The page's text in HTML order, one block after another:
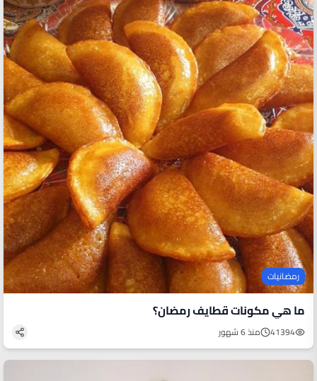
رمضانيات
ما هي مكونات قطايف رمضان؟
41394 منذ 6 شهور